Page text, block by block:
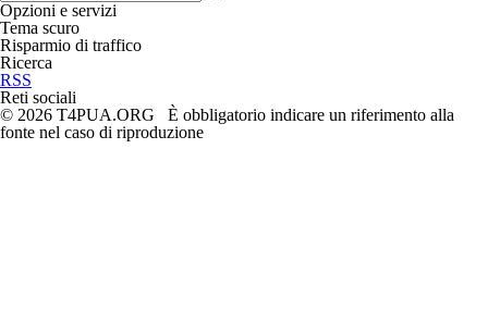
Opzioni e servizi
Tema scuro
Risparmio di traffico
Ricerca
RSS
Reti sociali
© 2026 T4PUA.ORG È obbligatorio indicare un riferimento alla
fonte nel caso di riproduzione